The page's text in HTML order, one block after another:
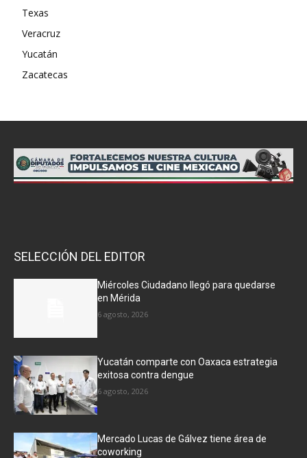
Texas
Veracruz
Yucatán
Zacatecas
SELECCIÓN DEL EDITOR
Miércoles Ciudadano llegó para quedarse
en Mérida
6 agosto, 2026
Yucatán comparte con Oaxaca estrategia
exitosa contra dengue
6 agosto, 2026
Mercado Lucas de Gálvez tiene área de
coworking